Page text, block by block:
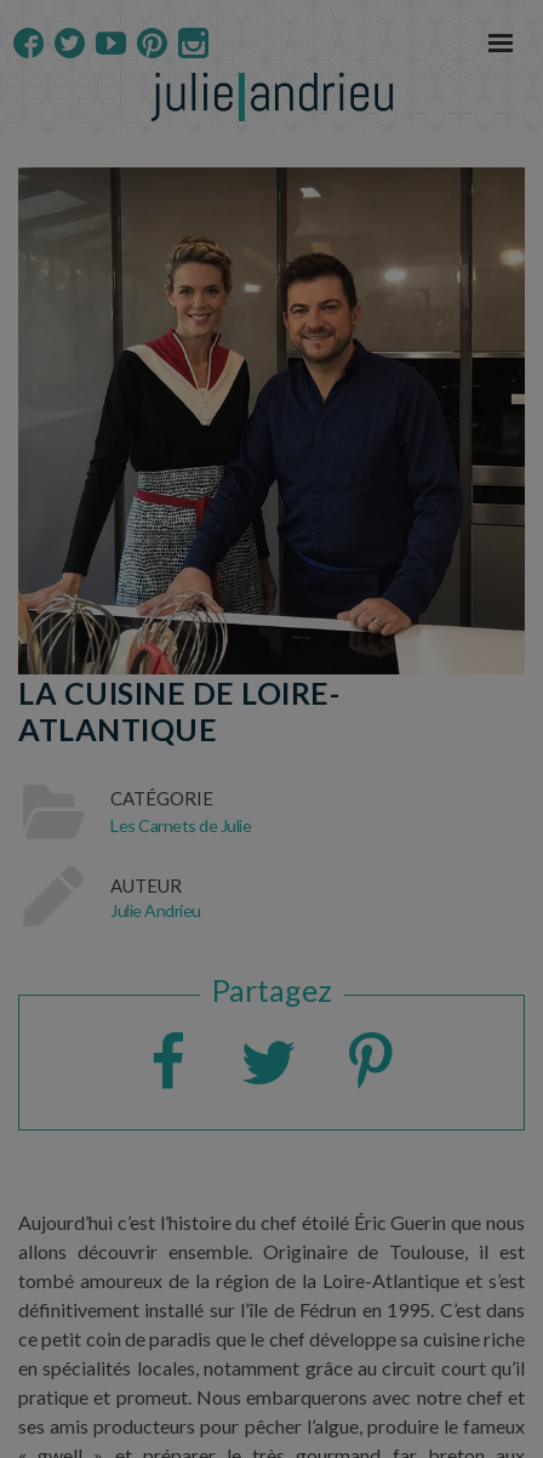
LA CUISINE DE LOIRE-
ATLANTIQUE
CATÉGORIE
Les Carnets de Julie
AUTEUR
Julie Andrieu
Partagez
Aujourd’hui c’est l’histoire du chef étoilé Éric Guerin que nous
allons découvrir ensemble. Originaire de Toulouse, il est
tombé amoureux de la région de la Loire-Atlantique et s’est
définitivement installé sur l’île de Fédrun en 1995. C’est dans
ce petit coin de paradis que le chef développe sa cuisine riche
en spécialités locales, notamment grâce au circuit court qu’il
pratique et promeut. Nous embarquerons avec notre chef et
ses amis producteurs pour pêcher l’algue, produire le fameux